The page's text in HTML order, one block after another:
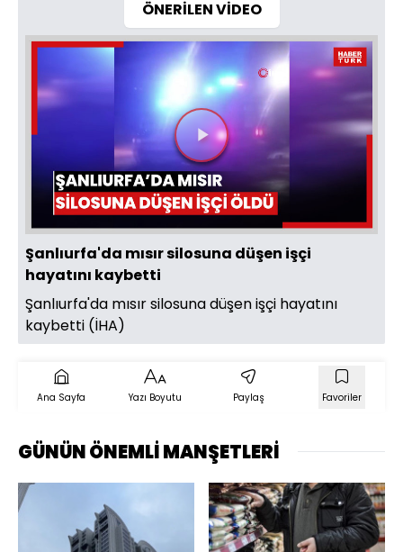
ÖNERİLEN VİDEO
Videoyu
Oynat
Şanlıurfa'da mısır silosuna düşen işçi
hayatını kaybetti
Şanlıurfa'da mısır silosuna düşen işçi hayatını
kaybetti (İHA)
Ana Sayfa Yazı Boyutu Paylaş Favoriler
GÜNÜN ÖNEMLİ MANŞETLERİ